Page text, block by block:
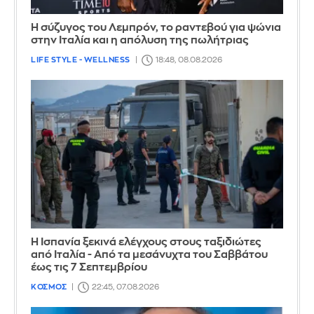
Η σύζυγος του Λεμπρόν, το ραντεβού για ψώνια
στην Ιταλία και η απόλυση της πωλήτριας
LIFE STYLE - WELLNESS 18:48, 08.08.2026
Η Ισπανία ξεκινά ελέγχους στους ταξιδιώτες
από Ιταλία - Από τα μεσάνυχτα του Σαββάτου
έως τις 7 Σεπτεμβρίου
ΚΟΣΜΟΣ 22:45, 07.08.2026